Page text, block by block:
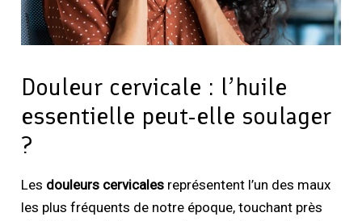
Douleur cervicale : l’huile
essentielle peut-elle soulager
?
Les douleurs cervicales représentent l’un des maux
les plus fréquents de notre époque, touchant près